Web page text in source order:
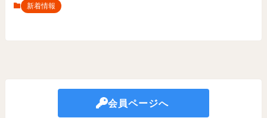
新着情報
会員ページへ